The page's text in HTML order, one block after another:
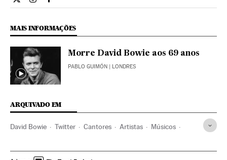
Cultura El País Brasil en Twitter
Cultura El País Brasil en Instagram
Cultura El País Brasil en Facebook
MAIS INFORMAÇÕES
Morre David Bowie aos 69 anos
PABLO GUIMÓN | LONDRES
ARQUIVADO EM
David Bowie Twitter Cantores Artistas Músicos